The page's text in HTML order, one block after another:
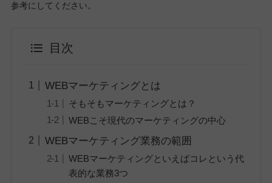
参考にしてください。
目次
WEBマーケティングとは
そもそもマーケティングとは？
WEBこそ現代のマーケティングの中心
WEBマーケティング業務の範囲
WEBマーケティングといえばコレという代
表的な業務3つ